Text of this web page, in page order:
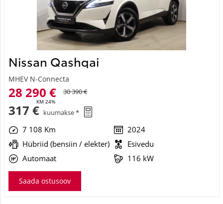
Nissan Qashqai
MHEV N-Connecta
28 290 €
KM 24%
30 390 €
317 € kuumakse *
7 108 Km
2024
Hübriid (bensiin / elekter)
Esivedu
Automaat
116 kW
Saada ostusoov